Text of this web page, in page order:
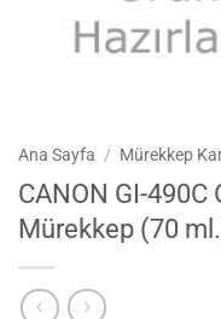
Ana Sayfa / Mürekkep
CANON GI-490C
Mürekkep (70